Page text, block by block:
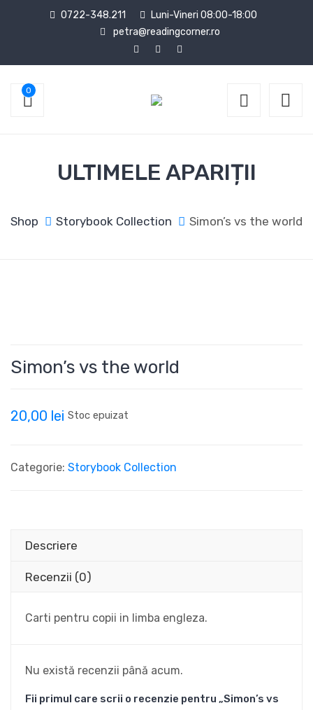
0722-348.211
Luni-Vineri 08:00-18:00
petra@readingcorner.ro
0
ULTIMELE APARIȚII
Shop Storybook Collection Simon’s vs the world
Simon’s vs the world
20,00 lei Stoc epuizat
Categorie: Storybook Collection
Descriere
Recenzii (0)
Carti pentru copii in limba engleza.
Nu există recenzii până acum.
Fii primul care scrii o recenzie pentru „Simon’s vs